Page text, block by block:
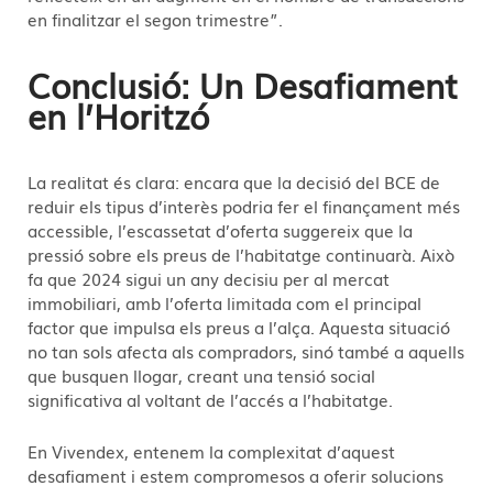
en finalitzar el segon trimestre”.
Conclusió: Un Desafiament
en l’Horitzó
La realitat és clara: encara que la decisió del BCE de
reduir els tipus d’interès podria fer el finançament més
accessible, l’escassetat d’oferta suggereix que la
pressió sobre els preus de l’habitatge continuarà. Això
fa que 2024 sigui un any decisiu per al mercat
immobiliari, amb l’oferta limitada com el principal
factor que impulsa els preus a l’alça. Aquesta situació
no tan sols afecta als compradors, sinó també a aquells
que busquen llogar, creant una tensió social
significativa al voltant de l’accés a l’habitatge.
En Vivendex, entenem la complexitat d’aquest
desafiament i estem compromesos a oferir solucions